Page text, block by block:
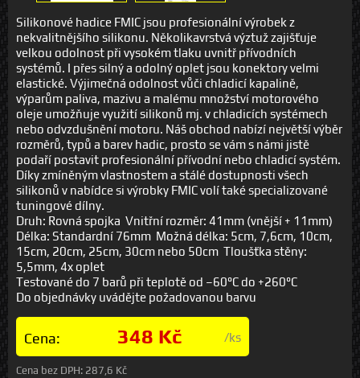
Silikonové hadice FMIC jsou profesionální výrobek z
nekvalitnějšího silikonu. Několikavrstvá výztuž zajišťuje
velkou odolnost při vysokém tlaku uvnitř přívodních
systémů. I přes silný a odolný oplet jsou konektory velmi
elastické. Výjimečná odolnost vůči chladicí kapalině,
výparům paliva, mazivu a malému množství motorového
oleje umožňuje využití silikonů mj. v chladicích systémech
nebo odvzdušnění motoru. Náš obchod nabízí největší výběr
rozměrů, typů a barev hadic, prosto se vám s námi jistě
podaří postavit profesionální přívodní nebo chladicí systém.
Díky zmíněným vlastnostem a stálé dostupnosti všech
silikonů v nabídce si výrobky FMIC volí také specializované
tuningové dílny.
Druh: Rovná spojka Vnitřní rozměr: 41mm (vnější + 11mm)
Délka: Standardní 76mm Možná délka: 5cm, 7,6cm, 10cm,
15cm, 20cm, 25cm, 30cm nebo 50cm Tloušťka stěny:
5,5mm, 4x oplet
Testované do 7 barů při teplotě od –60°C do +260°C
Do objednávky uvádějte požadovanou barvu
Cena: 348 Kč /ks
Cena bez DPH: 287,6 Kč